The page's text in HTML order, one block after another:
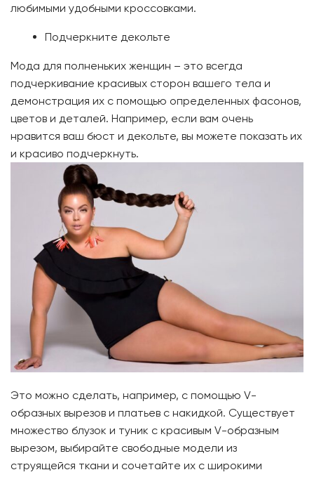
любимыми удобными кроссовками.
Подчеркните декольте
Мода для полненьких женщин – это всегда
подчеркивание красивых сторон вашего тела и
демонстрация их с помощью определенных фасонов,
цветов и деталей. Например, если вам очень
нравится ваш бюст и декольте, вы можете показать их
и красиво подчеркнуть.
Это можно сделать, например, с помощью V-
образных вырезов и платьев с накидкой. Существует
множество блузок и туник с красивым V-образным
вырезом, выбирайте свободные модели из
струящейся ткани и сочетайте их с широкими